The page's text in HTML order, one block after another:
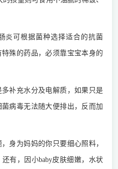
炎可根据菌种选择适合的抗菌
殊的药品，必须靠宝宝本身的
补充水分及电解质，如果只是
病毒无法随大便排出，反而加
身为妈妈的你只要细心照料，
有，因小baby皮肤细嫩，水状